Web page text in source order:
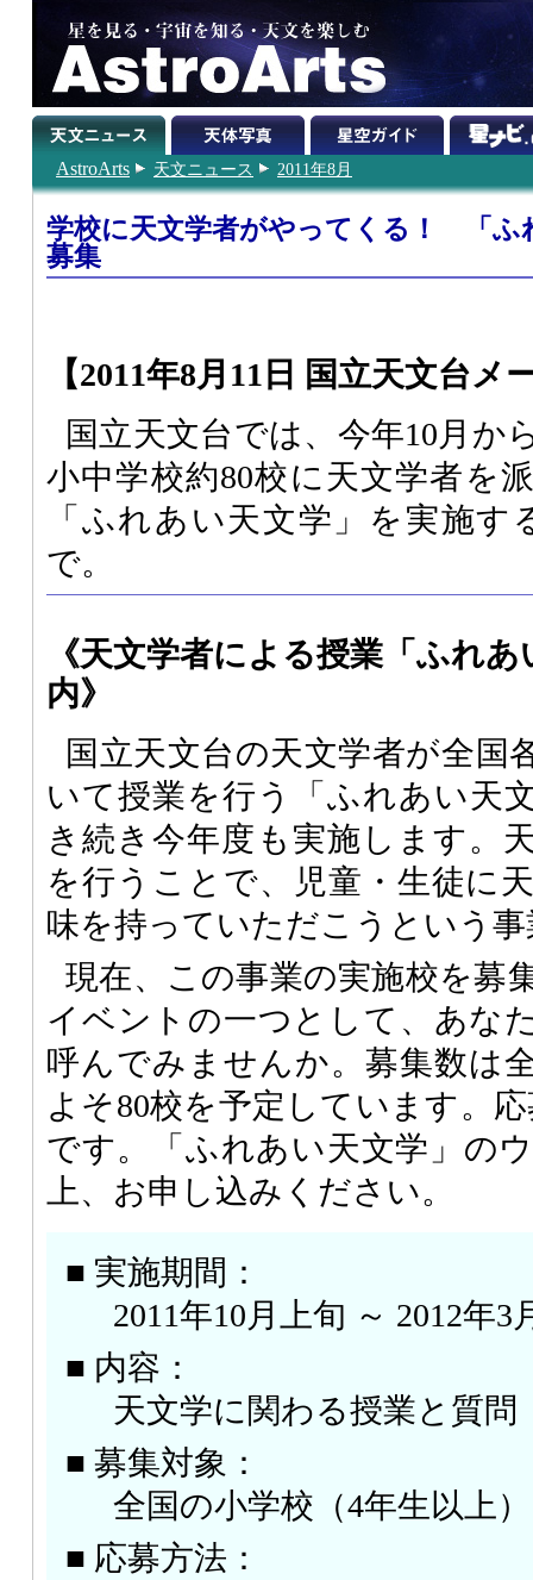
AstroArts 天文ニュース 2011年8月
学校に天文学者がやってくる！ 「ふ
募集
【2011年8月11日 国立天文台メ
国立天文台では、今年10月か
小中学校約80校に天文学者を
「ふれあい天文学」を実施す
で。
《天文学者による授業「ふれ
内》
国立天文台の天文学者が全国
いて授業を行う「ふれあい天
き続き今年度も実施します。
を行うことで、児童・生徒に
味を持っていただこうという
現在、この事業の実施校を募
イベントの一つとして、あな
呼んでみませんか。募集数は
よそ80校を予定しています。
です。「ふれあい天文学」の
上、お申し込みください。
■ 実施期間：
2011年10月上旬 ～ 2012年3
■ 内容：
天文学に関わる授業と質問
■ 募集対象：
全国の小学校（4年生以上
■ 応募方法：